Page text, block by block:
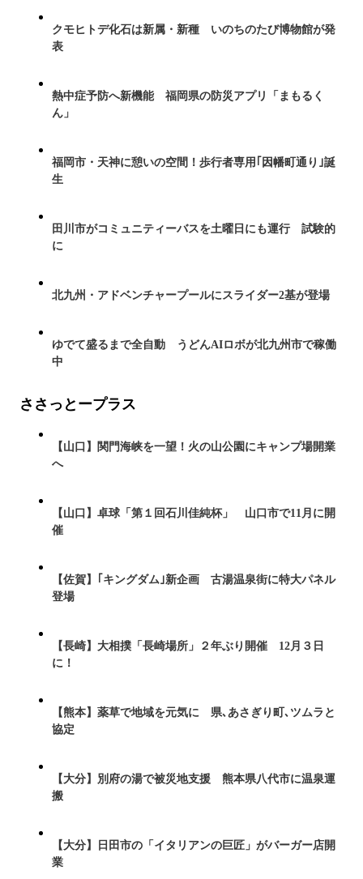
クモヒトデ化石は新属・新種 いのちのたび博物館が発
表
熱中症予防へ新機能 福岡県の防災アプリ「まもるく
ん」
福岡市・天神に憩いの空間！歩行者専用｢因幡町通り｣誕
生
田川市がコミュニティーバスを土曜日にも運行 試験的
に
北九州・アドベンチャープールにスライダー2基が登場
ゆでて盛るまで全自動 うどんAIロボが北九州市で稼働
中
ささっとープラス
【山口】関門海峡を一望！火の山公園にキャンプ場開業
へ
【山口】卓球「第１回石川佳純杯」 山口市で11月に開
催
【佐賀】｢キングダム｣新企画 古湯温泉街に特大パネル
登場
【長崎】大相撲「長崎場所」２年ぶり開催 12月３日
に！
【熊本】薬草で地域を元気に 県､あさぎり町､ツムラと
協定
【大分】別府の湯で被災地支援 熊本県八代市に温泉運
搬
【大分】日田市の「イタリアンの巨匠」がバーガー店開
業